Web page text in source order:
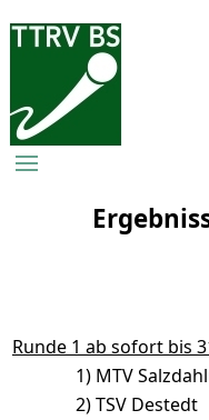
Runde 1 ab sofort bis
1) MTV
2)TSV Destedt